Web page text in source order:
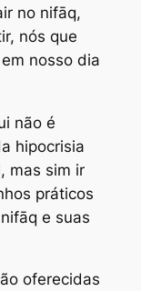
no nifāq,
nós que
nosso dia
não é
hipocrisia
mas sim ir
práticos
e suas
oferecidas